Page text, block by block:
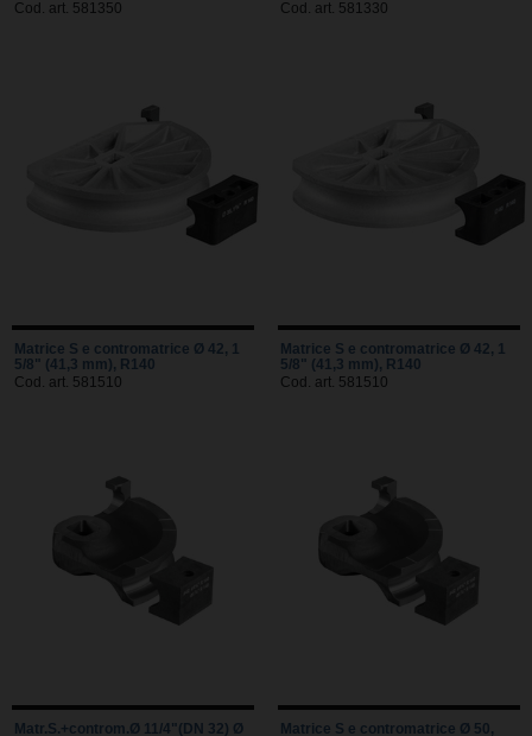
Cod. art. 581350 Cod. art. 581330
Matrice S e contromatrice Ø 42, 1
5/8" (41,3 mm), R140
Cod. art. 581510
Matrice S e contromatrice Ø 42, 1
5/8" (41,3 mm), R140
Cod. art. 581510
Matr.S.+controm.Ø 11/4"(DN 32) Ø
Matrice S e contromatrice Ø 50,